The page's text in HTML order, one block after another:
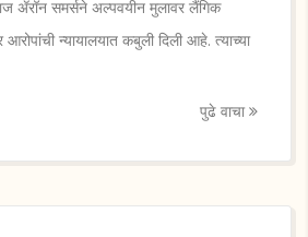
ॲरॉन समर्सने अल्पवयीन मुलावर लैंगिक
आरोपांची न्यायालयात कबुली दिली आहे. त्याच्या
पुढे वाचा